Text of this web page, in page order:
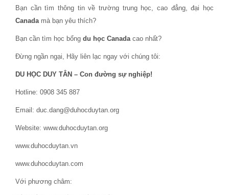
Bạn cần tìm thông tin về trường trung học, cao đẳng, đại học
Canadamà bạn yêu thích?
Bạn cần tìm học bổng du học Canadacao nhất?
Đừng ngần ngại, Hãy liên lạc ngay với chúng tôi:
DU HỌC DUY TÂN – Con đường sự nghiệp!
Hotline: 0908 345 887
Email: duc.dang@duhocduytan.org
Website: www.duhocduytan.org
www.duhocduytan.vn
www.duhocduytan.com
Với phương châm: